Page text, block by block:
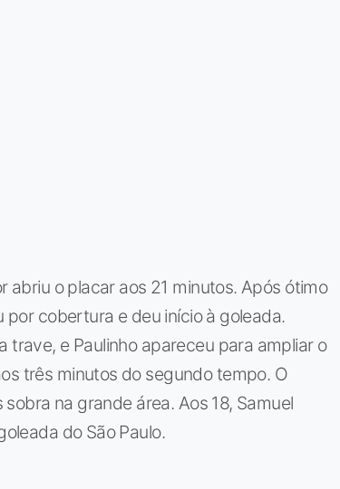
abriu o placar aos 21 minutos. Após ótimo
cobertura e deu início à goleada.
trave, e Paulinho apareceu para ampliar o
três minutos do segundo tempo. O
na grande área. Aos 18, Samuel
do São Paulo.